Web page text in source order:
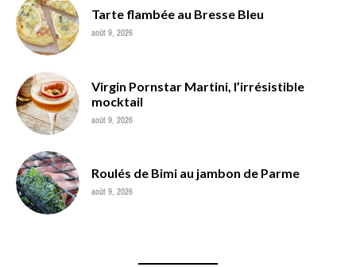
Tarte flambée au Bresse Bleu
août 9, 2026
Virgin Pornstar Martini, l’irrésistible
mocktail
août 9, 2026
Roulés de Bimi au jambon de Parme
août 9, 2026